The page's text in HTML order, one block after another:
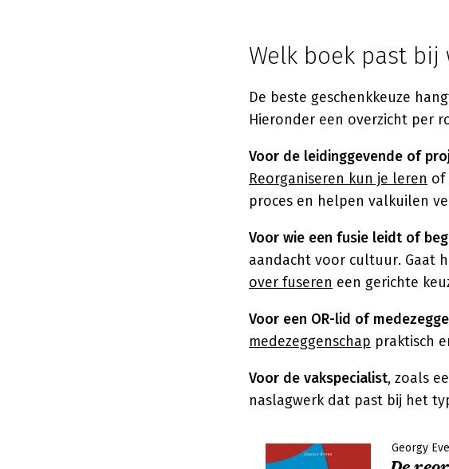
Welk boek past bij
De beste geschenkkeuze
Hieronder een overzicht per
Voor de leidinggevende of
Reorganiseren kun je leren of
proces en helpen valkuilen
Voor wie een fusie leidt of
aandacht voor cultuur. Gaat
over fuseren een gerichte
Voor een OR-lid of
medezeggenschap praktisch
Voor de vakspecialist, zoals
naslagwerk dat past bij het
Georgy